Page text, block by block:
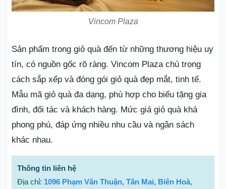
Vincom Plaza
Sản phẩm trong giỏ quà đến từ những thương hiệu uy
tín, có nguồn gốc rõ ràng. Vincom Plaza chú trọng
cách sắp xếp và đóng gói giỏ quà đẹp mắt, tinh tế.
Mẫu mã giỏ quà đa dạng, phù hợp cho biếu tặng gia
đình, đối tác và khách hàng. Mức giá giỏ quà khá
phong phú, đáp ứng nhiều nhu cầu và ngân sách
khác nhau.
Thông tin liên hệ
Địa chỉ: 1096 Phạm Văn Thuận, Tân Mai, Biên Hoà,